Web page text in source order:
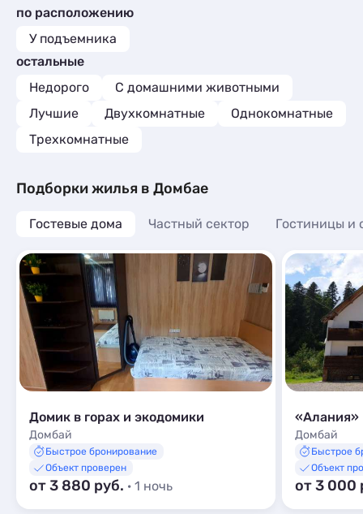
по расположению
У подъемника
остальные
Недорого
С домашними животными
Лучшие
Двухкомнатные
Однокомнатные
Трехкомнатные
Подборки жилья в Домбае
Гостевые дома Частный сектор Гостиницы и
Домик в горах и экодомики
Домбай
Быстрое бронирование
Объект проверен
от 3 880 руб. · 1 ночь
«Алания»
Домбай
Быстрое
Объект
от 3 000